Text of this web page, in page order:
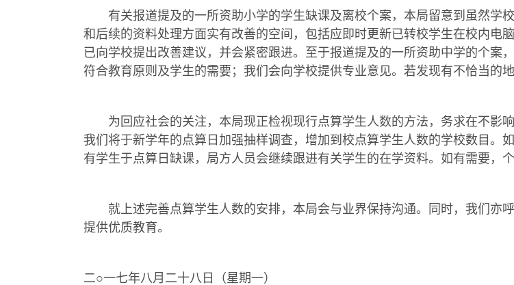
有关报道提及的一所资助小学的学生缺课及离校个案，本局留意到虽然学
和后续的资料处理方面实有改善的空间，包括应即时更新已转校学生在校内电
已向学校提出改善建议，并会紧密跟进。至于报道提及的一所资助中学的个案
符合教育原则及学生的需要；我们会向学校提供专业意见。若发现有不恰当的
为回应社会的关注，本局现正检视现行点算学生人数的方法，务求在不影
我们将于新学年的点算日加强抽样调查，增加到校点算学生人数的学校数目。
有学生于点算日缺课，局方人员会继续跟进有关学生的在学资料。如有需要，
就上述完善点算学生人数的安排，本局会与业界保持沟通。同时，我们亦
提供优质教育。
二○一七年八月二十八日（星期一）